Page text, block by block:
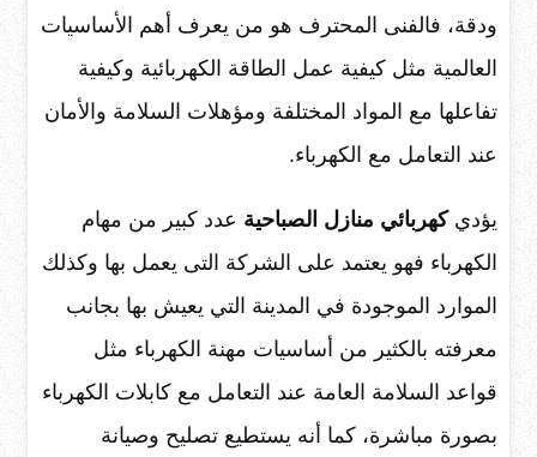
ودقة، فالفنى المحترف هو من يعرف أهم الأساسيات
العالمية مثل كيفية عمل الطاقة الكهربائية وكيفية
تفاعلها مع المواد المختلفة ومؤهلات السلامة والأمان
عند التعامل مع الكهرباء.
يؤديكهربائي منازل الصباحية عدد كبير من مهام
الكهرباء فهو يعتمد على الشركة التى يعمل بها وكذلك
الموارد الموجودة في المدينة التي يعيش بها بجانب
معرفته بالكثير من أساسيات مهنة الكهرباء مثل
قواعد السلامة العامة عند التعامل مع كابلات الكهرباء
بصورة مباشرة، كما أنه يستطيع تصليح وصيانة